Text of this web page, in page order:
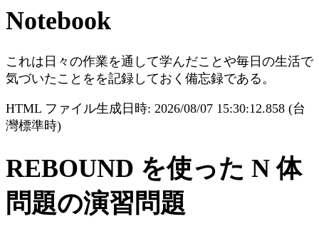
Notebook
これは日々の作業を通して学んだことや毎日の生活で
気づいたことをを記録しておく備忘録である。
HTML ファイル生成日時: 2026/08/07 15:30:12.858 (台
灣標準時)
REBOUND を使った N 体
問題の演習問題